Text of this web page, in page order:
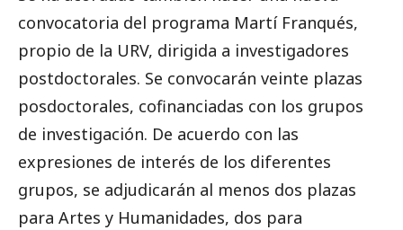
convocatoria del programa Martí Franqués,
propio de la URV, dirigida a investigadores
postdoctorales. Se convocarán veinte plazas
posdoctorales, cofinanciadas con los grupos
de investigación. De acuerdo con las
expresiones de interés de los diferentes
grupos, se adjudicarán al menos dos plazas
para Artes y Humanidades, dos para